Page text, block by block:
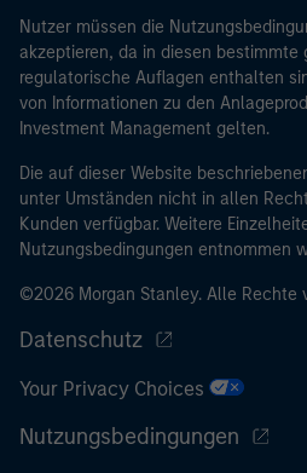
Nutzer müssen die
akzeptieren, da in diesen bestimmte
regulatorische Auflagen enthalten
von Informationen zu den
Investment Management gelten.
Die auf dieser Website
unter Umständen nicht in allen
Kunden verfügbar. Weitere
Nutzungsbedingungen entnommen
©2026 Morgan Stanley. Alle Rechte
Datenschutz
Your Privacy Choices
Nutzungsbedingungen